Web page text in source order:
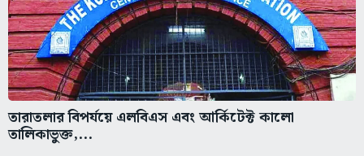
তারাতলার বিপর্যয়ে এলবিএস এবং আর্কিটেক্ট কালো
তালিকাভুক্ত,...